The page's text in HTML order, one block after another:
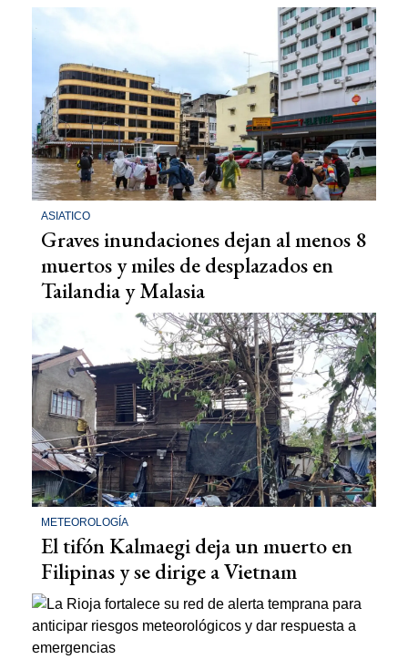
ASIATICO
Graves inundaciones dejan al menos 8
muertos y miles de desplazados en
Tailandia y Malasia
METEOROLOGÍA
El tifón Kalmaegi deja un muerto en
Filipinas y se dirige a Vietnam